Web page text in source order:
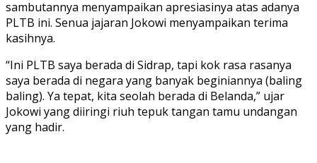
sambutannya menyampaikan apresiasinya atas adanya
PLTB ini. Senua jajaran Jokowi menyampaikan terima
kasihnya.
“Ini PLTB saya berada di Sidrap, tapi kok rasa rasanya
saya berada di negara yang banyak beginiannya (baling
baling). Ya tepat, kita seolah berada di Belanda,” ujar
Jokowi yang diiringi riuh tepuk tangan tamu undangan
yang hadir.